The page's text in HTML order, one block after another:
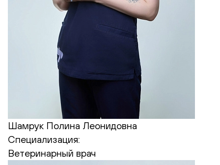
Шамрук Полина Леонидовна
Специализация:
Ветеринарный врач